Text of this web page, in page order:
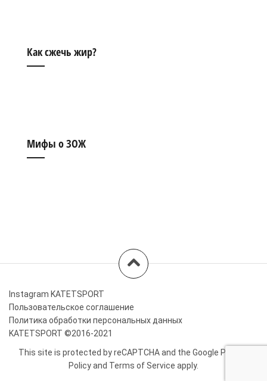
Как сжечь жир?
Мифы о ЗОЖ
Instagram KATETSPORT
Пользовательское соглашение
Политика обработки персональных данных
KATETSPORT ©2016-2021
This site is protected by reCAPTCHA and the Google Privacy
Policyand Terms of Service apply.